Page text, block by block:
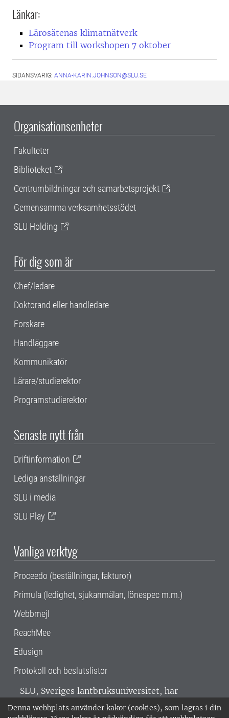
Denna webbplats använder kakor (cookies), som lagras i din
Länkar:
Lärosätenas klimatnätverk
Program till workshopen 7 oktober
SIDANSVARIG: ANNA-KARIN.JOHNSON@SLU.SE
Organisationsenheter
Fakulteter
Biblioteket
Centrumbildningar och samarbetsprojekt
Gemensamma verksamhetsstödet
SLU Holding
För dig som är
Chef/ledare
Doktorand eller handledare
Forskare
Handläggare
Kommunikatör
Lärare/studierektor
Programstudierektor
Senaste nytt från
Driftinformation
Lediga anställningar
SLU i media
SLU Play
Vanliga verktyg
Proceedo (beställningar, fakturor)
Primula (ledighet, sjukanmälan, lönespec m.m.)
Webbmejl
ReachMee
Edusign
Protokoll och beslutslistor
SLU, Sveriges lantbruksuniversitet, har
verksamhet över hela Sverige. Huvudorter är
Alnarp, Uppsala och Umeå.SLU är